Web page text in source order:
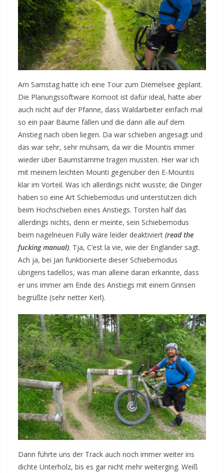
Am Samstag hatte ich eine Tour zum Diemelsee geplant.
Die Planungssoftware Komoot ist dafür ideal, hatte aber
auch nicht auf der Pfanne, dass Waldarbeiter einfach mal
so ein paar Bäume fällen und die dann alle auf dem
Anstieg nach oben liegen. Da war schieben angesagt und
das war sehr, sehr mühsam, da wir die Mountis immer
wieder über Baumstämme tragen mussten. Hier war ich
mit meinem leichten Mounti gegenüber den E-Mountis
klar im Vorteil. Was ich allerdings nicht wusste; die Dinger
haben so eine Art Schiebemodus und unterstützen dich
beim Hochschieben eines Anstiegs. Torsten half das
allerdings nichts, denn er meinte, sein Schiebemodus
beim nagelneuen Fully wäre leider deaktiviert (read the
fucking manual). Tja, C’est la vie, wie der Engländer sagt.
Ach ja, bei Jan funktionierte dieser Schiebemodus
übrigens tadellos, was man alleine daran erkannte, dass
er uns immer am Ende des Anstiegs mit einem Grinsen
begrüßte (sehr netter Kerl).
Dann führte uns der Track auch noch immer weiter ins
dichte Unterholz, bis es gar nicht mehr weiterging. Weiß